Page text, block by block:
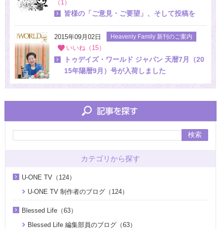
（1）
皆様の「ご意見・ご要望」、そして投稿を
2015年09月02日 Heavenly Family 新刊のご案内
いいね（15）
トゥデイズ・ワールド ジャパン 天暦7月（20
15年陽暦9月）号が入荷しました
検索
カテゴリから探す
U-ONE TV（124）
U-ONE TV 制作者のブログ（124）
Blessed Life（63）
Blessed Life 編集部員のブログ（63）